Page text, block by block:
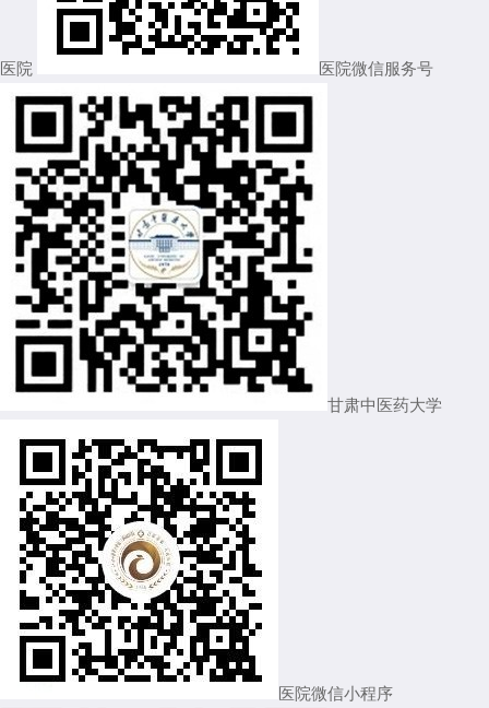
医院 医院微信服务号
甘肃中医药大学
医院微信小程序